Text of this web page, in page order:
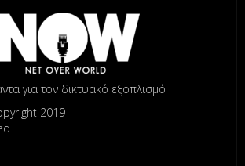
για τον δικτυακό εξοπλισμό
2019